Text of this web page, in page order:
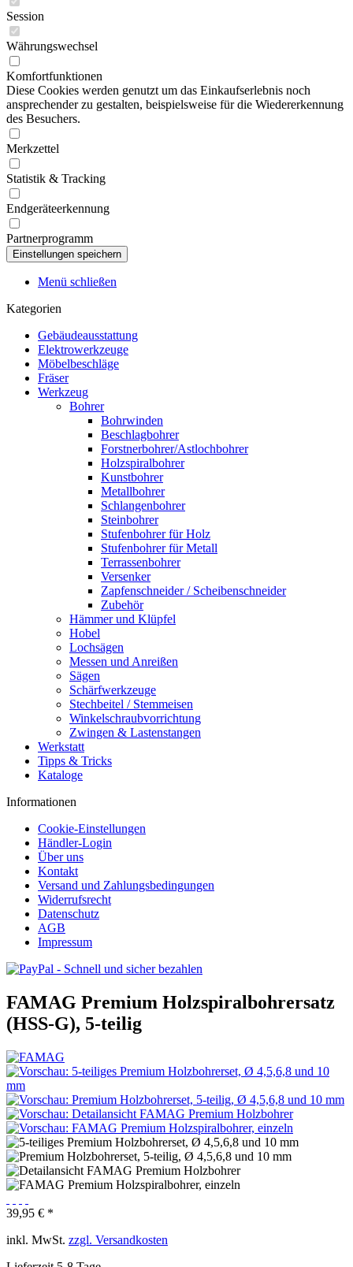
Session
Währungswechsel
Komfortfunktionen
Diese Cookies werden genutzt um das Einkaufserlebnis noch
ansprechender zu gestalten, beispielsweise für die Wiedererkennung
des Besuchers.
Merkzettel
Statistik & Tracking
Endgeräteerkennung
Partnerprogramm
Menü schließen
Kategorien
Gebäudeausstattung
Elektrowerkzeuge
Möbelbeschläge
Fräser
Werkzeug
Bohrer
Bohrwinden
Beschlagbohrer
Forstnerbohrer/Astlochbohrer
Holzspiralbohrer
Kunstbohrer
Metallbohrer
Schlangenbohrer
Steinbohrer
Stufenbohrer für Holz
Stufenbohrer für Metall
Terrassenbohrer
Versenker
Zapfenschneider / Scheibenschneider
Zubehör
Hämmer und Klüpfel
Hobel
Lochsägen
Messen und Anreißen
Sägen
Schärfwerkzeuge
Stechbeitel / Stemmeisen
Winkelschraubvorrichtung
Zwingen & Lastenstangen
Werkstatt
Tipps & Tricks
Kataloge
Informationen
Cookie-Einstellungen
Händler-Login
Über uns
Kontakt
Versand und Zahlungsbedingungen
Widerrufsrecht
Datenschutz
AGB
Impressum
FAMAG Premium Holzspiralbohrersatz
(HSS-G), 5-teilig
39,95 € *
inkl. MwSt. zzgl. Versandkosten